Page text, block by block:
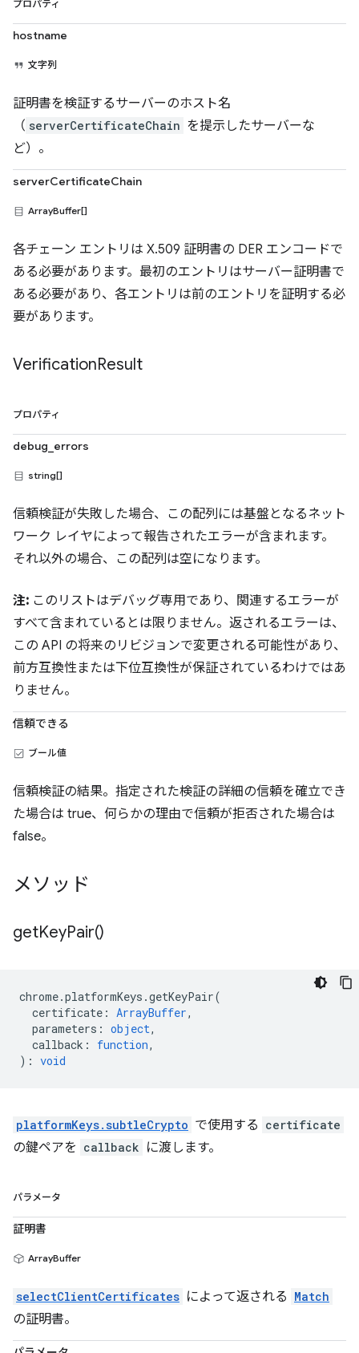
プロパティ
hostname
文字列
証明書を検証するサーバーのホスト名
（ serverCertificateChain を提示したサーバーな
ど）。
serverCertificateChain
ArrayBuffer[]
各チェーン エントリは X.509 証明書の DER エンコードで
ある必要があります。最初のエントリはサーバー証明書で
ある必要があり、各エントリは前のエントリを証明する必
要があります。
VerificationResult
プロパティ
debug_errors
string[]
信頼検証が失敗した場合、この配列には基盤となるネット
ワーク レイヤによって報告されたエラーが含まれます。
それ以外の場合、この配列は空になります。
注: このリストはデバッグ専用であり、関連するエラーが
すべて含まれているとは限りません。返されるエラーは、
この API の将来のリビジョンで変更される可能性があり、
前方互換性または下位互換性が保証されているわけではあ
りません。
信頼できる
ブール値
信頼検証の結果。指定された検証の詳細の信頼を確立でき
た場合は true、何らかの理由で信頼が拒否された場合は
false。
メソッド
getKeyPair()
chrome.platformKeys .getKeyPair(
certificate : ArrayBuffer,
parameters : object,
callback : function,
) : void
platformKeys.subtleCrypto で使用する certificate
の鍵ペアを callback に渡します。
パラメータ
証明書
ArrayBuffer
selectClientCertificates によって返される Match
の証明書。